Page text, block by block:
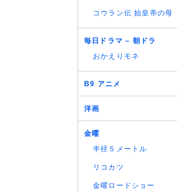
コウラン伝 始皇帝の母
毎日ドラマ – 朝ドラ
おかえりモネ
B9 アニメ
洋画
金曜
半径５メートル
リコカツ
金曜ロードショー